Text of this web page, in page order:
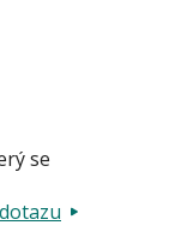
se
důvod na